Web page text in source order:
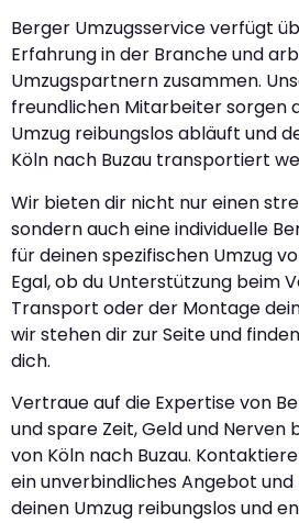
Berger Umzugsservice verfügt
Erfahrung in der Branche und
Umzugspartnern zusammen.
freundlichen Mitarbeiter sorgen
Umzug reibungslos abläuft und
Köln nach Buzau transportiert
Wir bieten dir nicht nur einen
sondern auch eine individuelle
für deinen spezifischen Umzug
Egal, ob du Unterstützung beim
Transport oder der Montage
wir stehen dir zur Seite und
dich.
Vertraue auf die Expertise von
und spare Zeit, Geld und Nerven
von Köln nach Buzau.
ein unverbindliches Angebot
deinen Umzug reibungslos und